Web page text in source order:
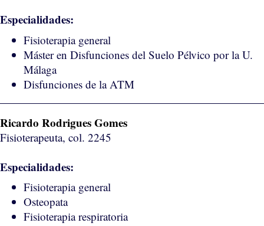
Especialidades:
Fisioterapia general
Máster en Disfunciones del Suelo Pélvico por la U.
Málaga
Disfunciones de la ATM
Ricardo Rodrigues Gomes
Fisioterapeuta, col. 2245
Especialidades:
Fisioterapia general
Osteopata
Fisioterapia respiratoria